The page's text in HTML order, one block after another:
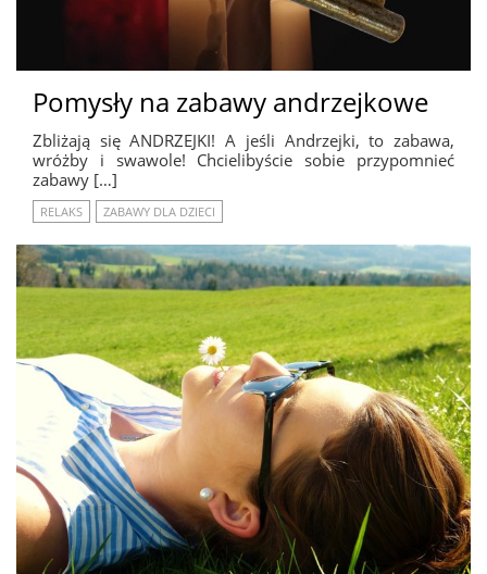
Pomysły na zabawy andrzejkowe
Zbliżają się ANDRZEJKI! A jeśli Andrzejki, to zabawa,
wróżby i swawole! Chcielibyście sobie przypomnieć
zabawy […]
RELAKS ZABAWY DLA DZIECI